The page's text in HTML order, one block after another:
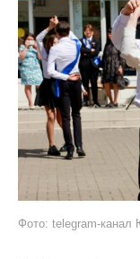
Фото: telegram-